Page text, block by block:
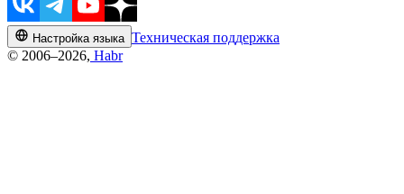
Настройка языка Техническая поддержка
© 2006–2026, Habr